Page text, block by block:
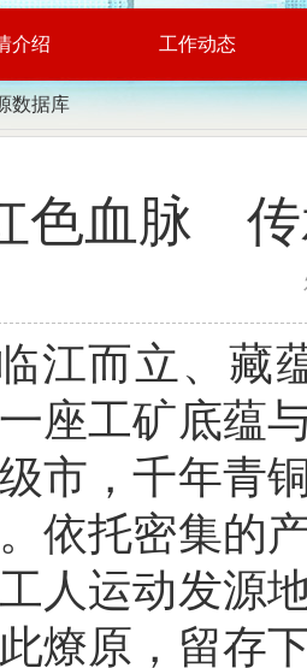
介绍 工作动态
数据库
色血脉
江而立、藏
座工矿底蕴
市，千年青
依托密集的
人运动发源
燎原，留存